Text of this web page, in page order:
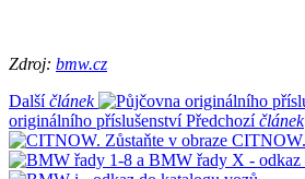
Zdroj: bmw.cz
Dalšíčlánek
originálního příslušenství Předchozíčlánek